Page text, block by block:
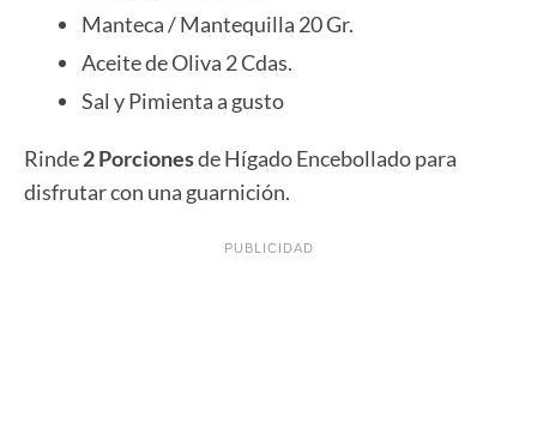
Manteca / Mantequilla 20 Gr.
Aceite de Oliva 2 Cdas.
Sal y Pimienta a gusto
Rinde2 Porcionesde Hígado Encebollado para
disfrutar con una guarnición.
PUBLICIDAD